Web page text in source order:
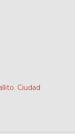
Ciudad